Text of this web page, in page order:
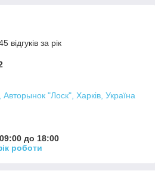
відгуків за рік
"Лоск", Харків, Україна
до 18:00
роботи